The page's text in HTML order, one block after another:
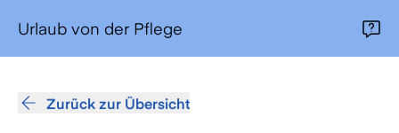
Urlaub von der Pflege
Zurück zur Übersicht